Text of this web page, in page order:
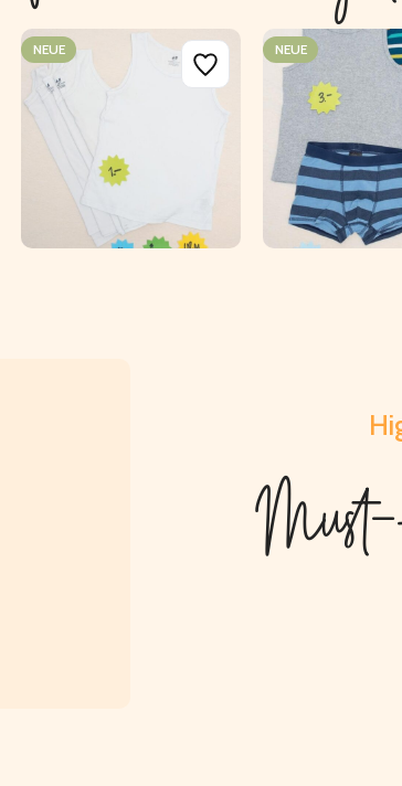
NEUE NEUE
Must-